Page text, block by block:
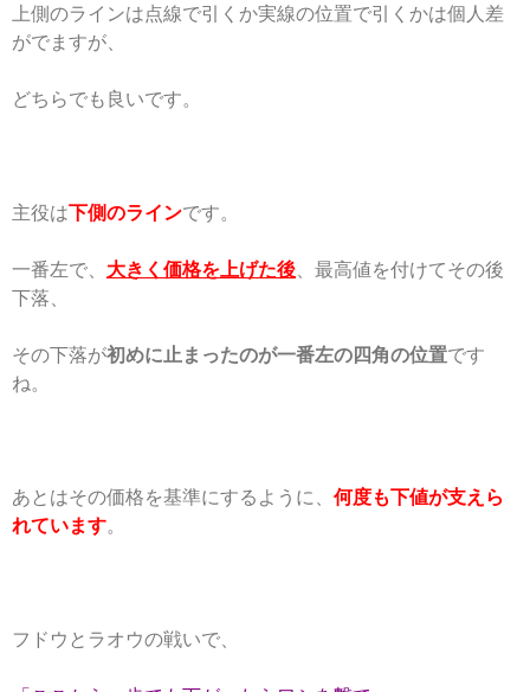
上側のラインは点線で引くか実線の位置で引くかは個人差
がでますが、
どちらでも良いです。
主役は下側のラインです。
一番左で、 大きく価格を上げた後 、最高値を付けてその後
下落、
その下落が初めに止まったのが一番左の四角の位置です
ね。
あとはその価格を基準にするように、 何度も下値が支えら
れています。
フドウとラオウの戦いで、